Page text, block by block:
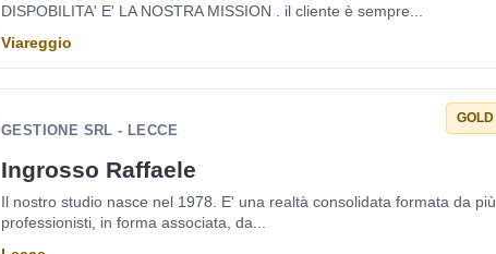
DISPOBILITA' E' LA NOSTRA MISSION . il cliente è sempre...
Viareggio
GOLD
GESTIONE SRL - LECCE
Ingrosso Raffaele
Il nostro studio nasce nel 1978. E' una realtà consolidata formata da più
professionisti, in forma associata, da...